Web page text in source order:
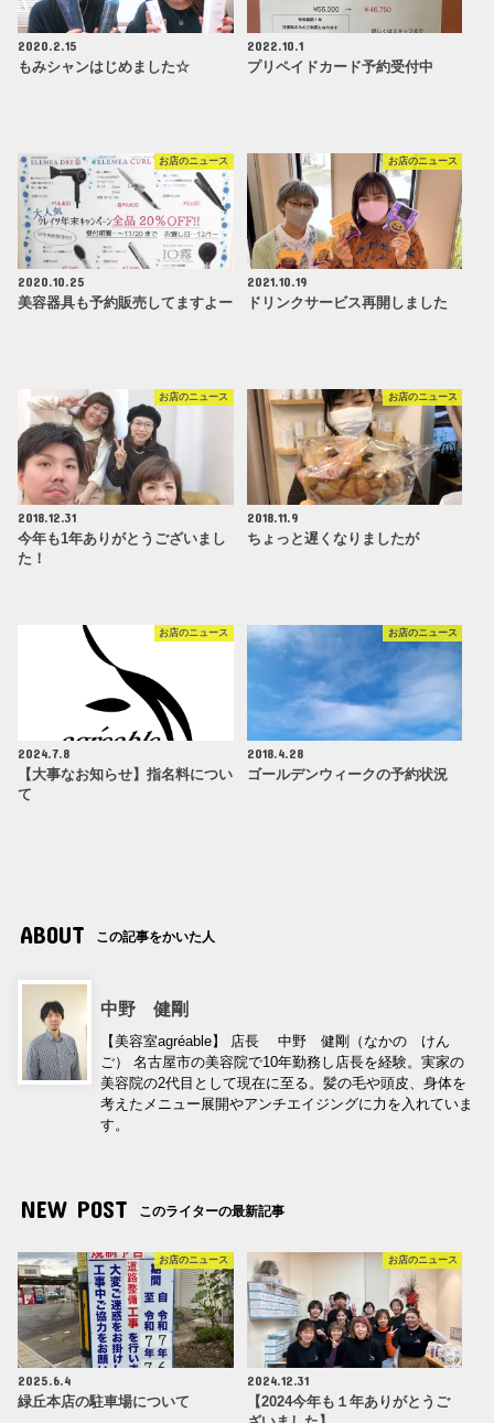
2020.2.15
もみシャンはじめました☆
2022.10.1
プリペイドカード予約受付中
お店のニュース
2020.10.25
美容器具も予約販売してますよー
お店のニュース
2021.10.19
ドリンクサービス再開しました
お店のニュース
2018.12.31
今年も1年ありがとうございまし
た！
お店のニュース
2018.11.9
ちょっと遅くなりましたが
お店のニュース
2024.7.8
【大事なお知らせ】指名料につい
て
お店のニュース
2018.4.28
ゴールデンウィークの予約状況
ABOUT この記事をかいた人
中野 健剛
【美容室agréable】 店長 中野 健剛（なかの けん
ご） 名古屋市の美容院で10年勤務し店長を経験。実家の
美容院の2代目として現在に至る。髪の毛や頭皮、身体を
考えたメニュー展開やアンチエイジングに力を入れていま
す。
NEW POST このライターの最新記事
お店のニュース
2025.6.4
緑丘本店の駐車場について
お店のニュース
2024.12.31
【2024今年も１年ありがとうご